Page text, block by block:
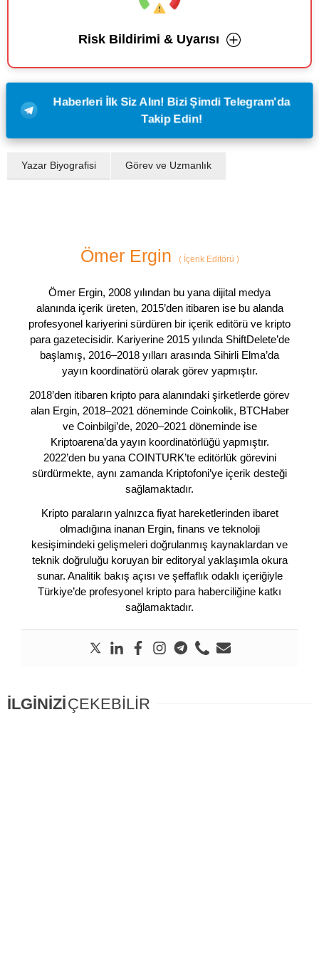
Risk Bildirimi & Uyarısı
Haberleri İlk Siz Alın! Bizi Şimdi Telegram'da
Takip Edin!
Yazar Biyografisi Görev ve Uzmanlık
Ömer Ergin (İçerik Editörü )
Ömer Ergin, 2008 yılından bu yana dijital medya
alanında içerik üreten, 2015’den itibaren ise bu alanda
profesyonel kariyerini sürdüren bir içerik editörü ve kripto
para gazetecisidir. Kariyerine 2015 yılında ShiftDelete’de
başlamış, 2016–2018 yılları arasında Sihirli Elma’da
yayın koordinatörü olarak görev yapmıştır.
2018’den itibaren kripto para alanındaki şirketlerde görev
alan Ergin, 2018–2021 döneminde Coinkolik, BTCHaber
ve Coinbilgi’de, 2020–2021 döneminde ise
Kriptoarena’da yayın koordinatörlüğü yapmıştır.
2022’den bu yana COINTURK’te editörlük görevini
sürdürmekte, aynı zamanda Kriptofoni’ye içerik desteği
sağlamaktadır.
Kripto paraların yalnızca fiyat hareketlerinden ibaret
olmadığına inanan Ergin, finans ve teknoloji
kesişimindeki gelişmeleri doğrulanmış kaynaklardan ve
teknik doğruluğu koruyan bir editoryal yaklaşımla okura
sunar. Analitik bakış açısı ve şeffaflık odaklı içeriğiyle
Türkiye’de profesyonel kripto para haberciliğine katkı
sağlamaktadır.
İLGİNİZİÇEKEBİLİR